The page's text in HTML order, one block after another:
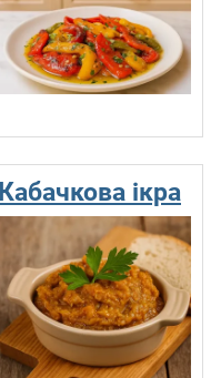
Кабачкова ікра